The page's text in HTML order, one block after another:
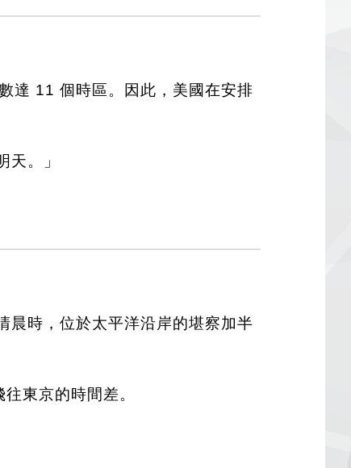
達 11 個時區。因此，美國在安排
。」
晨時，位於太平洋沿岸的堪察加半
東京的時間差。